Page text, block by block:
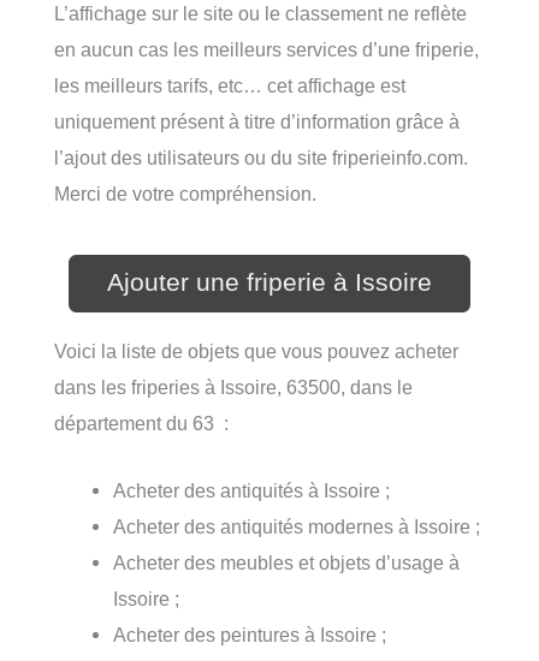
L’affichage sur le site ou le classement ne reflète
en aucun cas les meilleurs services d’une friperie,
les meilleurs tarifs, etc… cet affichage est
uniquement présent à titre d’information grâce à
l’ajout des utilisateurs ou du site friperieinfo.com.
Merci de votre compréhension.
Ajouter une friperie à Issoire
Voici la liste de objets que vous pouvez acheter
dans les friperies à Issoire, 63500, dans le
département du 63 :
Acheter des antiquités à Issoire ;
Acheter des antiquités modernes à Issoire ;
Acheter des meubles et objets d’usage à
Issoire ;
Acheter des peintures à Issoire ;